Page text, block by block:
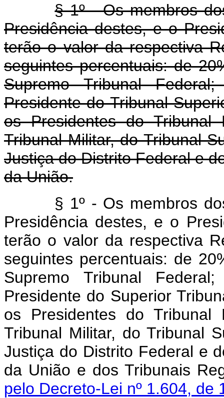
§ 1º - Os membros
Presidência destes, e o
terão o valor da respectiva
seguintes percentuais: de
Supremo Tribunal
Presidente do Tribunal
os Presidentes do Tribunal
Tribunal Militar, do Tribunal
Justiça do Distrito Federal e
da União.
§ 1º - Os membros
Presidência destes, e o
terão o valor da respectiva
seguintes percentuais: de
Supremo Tribunal
Presidente do Superior
os Presidentes do Tribunal
Tribunal Militar, do Tribunal
Justiça do Distrito Federal e
da União e dos Tribunais
pelo Decreto-Lei nº 1.604, de